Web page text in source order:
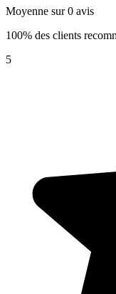
Moyenne sur 0 avis
100% des clients
5